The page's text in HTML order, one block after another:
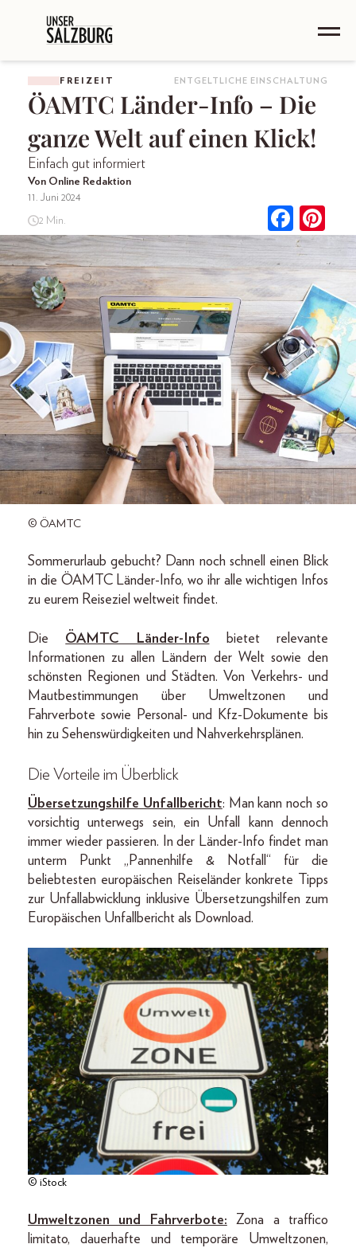
FREIZEIT ENTGELTLICHE EINSCHALTUNG
ÖAMTC Länder-Info – Die
ganze Welt auf einen Klick!
Einfach gut informiert
Von Online Redaktion
11. Juni 2024
2 Min.
© ÖAMTC
Sommerurlaub gebucht? Dann noch schnell einen Blick
in die ÖAMTC Länder-Info, wo ihr alle wichtigen Infos
zu eurem Reiseziel weltweit findet.
Die ÖAMTC Länder-Info bietet relevante
Informationen zu allen Ländern der Welt sowie den
schönsten Regionen und Städten. Von Verkehrs- und
Mautbestimmungen über Umweltzonen und
Fahrverbote sowie Personal- und Kfz-Dokumente bis
hin zu Sehenswürdigkeiten und Nahverkehrsplänen.
Die Vorteile im Überblick
Übersetzungshilfe Unfallbericht: Man kann noch so
vorsichtig unterwegs sein, ein Unfall kann dennoch
immer wieder passieren. In der Länder-Info findet man
unterm Punkt „Pannenhilfe & Notfall“ für die
beliebtesten europäischen Reiseländer konkrete Tipps
zur Unfallabwicklung inklusive Übersetzungshilfen zum
Europäischen Unfallbericht als Download.
© iStock
Umweltzonen und Fahrverbote: Zona a traffico
limitato, dauerhafte und temporäre Umweltzonen,